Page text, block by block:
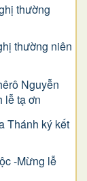
thường
thường niên
Nguyễn
lễ tạ ơn
Thánh ký kết
-Mừng lễ